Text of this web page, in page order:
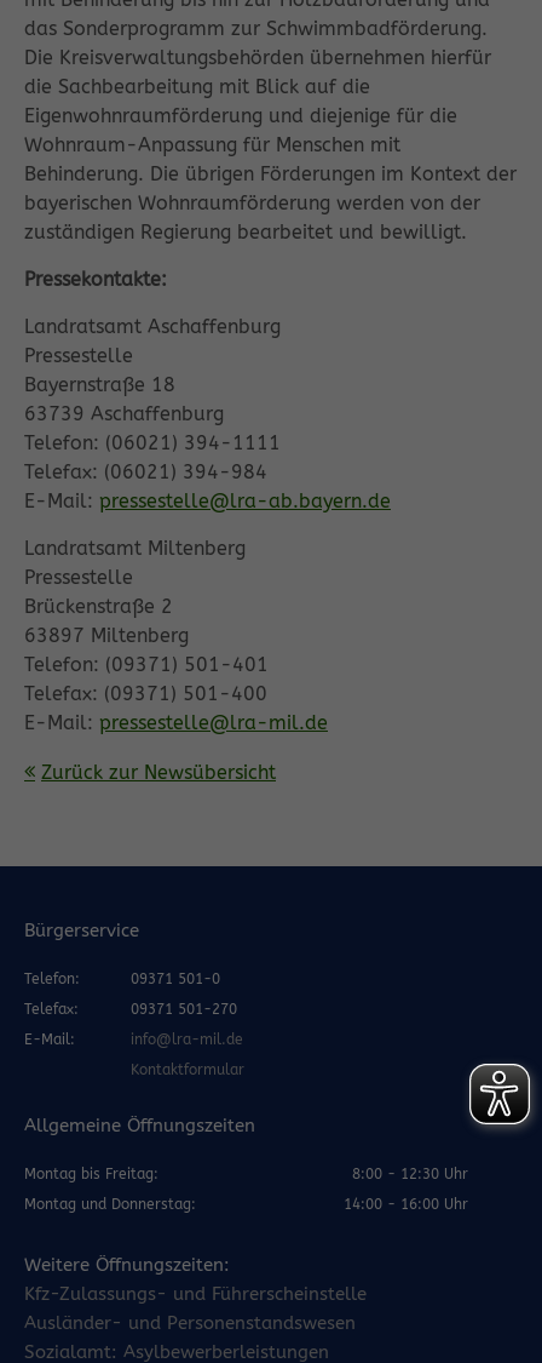
das Sonderprogramm zur Schwimmbadförderung.
Die Kreisverwaltungsbehörden übernehmen hierfür
die Sachbearbeitung mit Blick auf die
Eigenwohnraumförderung und diejenige für die
Wohnraum-Anpassung für Menschen mit
Behinderung. Die übrigen Förderungen im Kontext der
bayerischen Wohnraumförderung werden von der
zuständigen Regierung bearbeitet und bewilligt.
Pressekontakte:
Landratsamt Aschaffenburg
Pressestelle
Bayernstraße 18
63739 Aschaffenburg
Telefon: (06021) 394-1111
Telefax: (06021) 394-984
E-Mail: pressestelle@lra-ab.bayern.de
Landratsamt Miltenberg
Pressestelle
Brückenstraße 2
63897 Miltenberg
Telefon: (09371) 501-401
Telefax: (09371) 501-400
E-Mail: pressestelle@lra-mil.de
Zurück zur Newsübersicht
Bürgerservice
Telefon:
09371 501-0
Telefax:
09371 501-270
E-Mail:
info@lra-mil.de
Kontaktformular
Allgemeine Öffnungszeiten
Montag bis Freitag:
8:00 - 12:30 Uhr
Montag und Donnerstag:
14:00 - 16:00 Uhr
Weitere Öffnungszeiten:
Kfz-Zulassungs- und Führerscheinstelle
Ausländer- und Personenstandswesen
Sozialamt: Asylbewerberleistungen